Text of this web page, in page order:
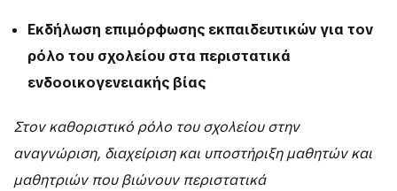
Εκδήλωση επιμόρφωσης εκπαιδευτικών για τον
ρόλο του σχολείου στα περιστατικά
ενδοοικογενειακής βίας
Στον καθοριστικό ρόλο του σχολείου στην
αναγνώριση, διαχείριση και υποστήριξη μαθητών και
μαθητριών που βιώνουν περιστατικά